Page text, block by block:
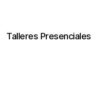
Talleres Presenciales